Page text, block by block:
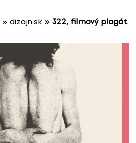
» dizajn.sk » 322, filmový plagát